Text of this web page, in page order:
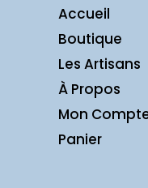
Accueil
Boutique
Les Artisans
À Propos
Mon
Panier